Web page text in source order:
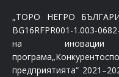
„ТОРО НЕГРО
BG16RFPR001-1.003-
на иновации
предприятията“